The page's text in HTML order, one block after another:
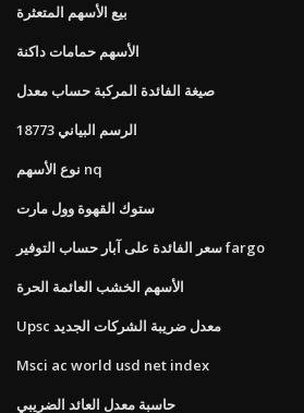
بيع الأسهم المتعثرة
الأسهم حمامات داكنة
صيغة الفائدة المركبة حساب معدل
الرسم البياني 18773
نوع الأسهم nq
ستوك القهوة وول مارت
سعر الفائدة على آبار حساب التوفير fargo
الأسهم الخشب العائمة الحرة
Upsc معدل ضريبة الشركات الجديد
Msci ac world usd net index
حاسبة معدل العائد الضريبي